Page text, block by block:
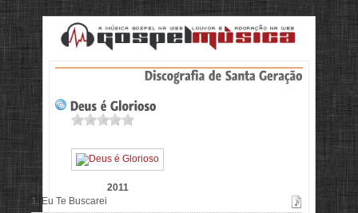
2011
1. Eu Te Buscarei